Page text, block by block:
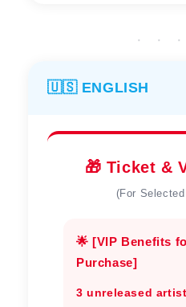
· ·
🇺🇸 ENGLISH
🎁 Ticket &
(For
🌟 [VIP Benefits
Purchase]
3 unreleased